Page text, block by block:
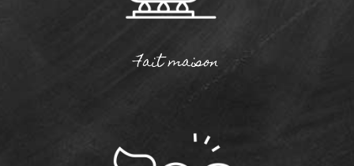
Fait maison